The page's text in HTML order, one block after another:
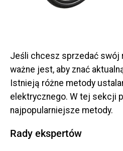
Jeśli chcesz sprzedać swój
ważne jest, aby znać
Istnieją różne metody
elektrycznego. W tej sekcji
najpopularniejsze metody.
Rady ekspertów